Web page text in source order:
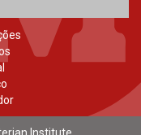
Institute